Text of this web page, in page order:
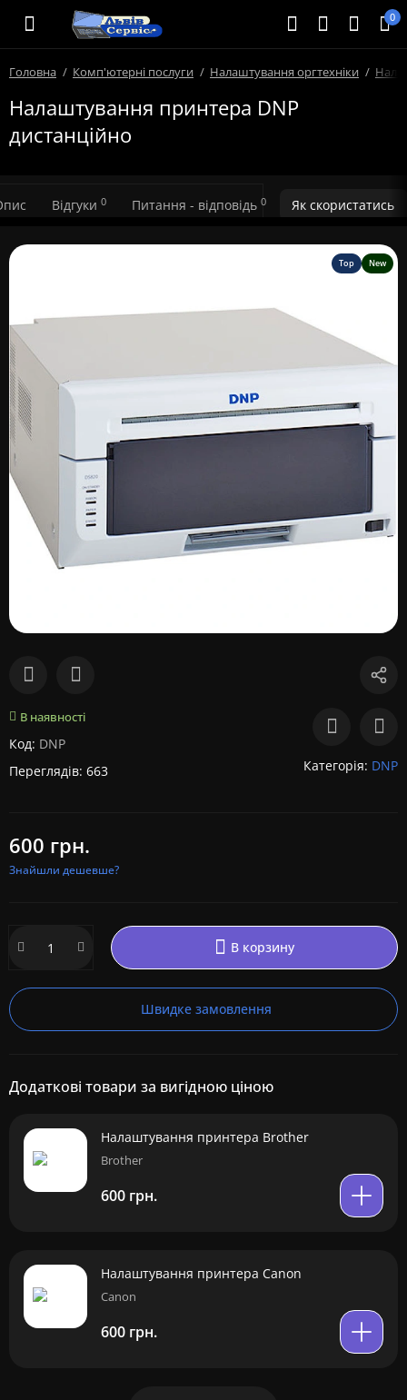
0
Головна Комп'ютерні послуги Налаштування оргтехніки
Налаштування принтера DNP
дистанційно
Відгуки 0 Питання - відповідь 0 Як скористатись
Top New
В наявності
Код: DNP
Переглядів: 663
Категорія: DNP
600 грн.
Знайшли дешевше?
В корзину
Швидке замовлення
Додаткові товари за вигідною ціною
Налаштування принтера Brother
Brother
600 грн.
Налаштування принтера Canon
Canon
600 грн.